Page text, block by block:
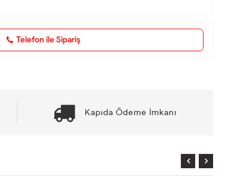
Telefon ile Sipariş
Kapıda Ödeme İmkanı